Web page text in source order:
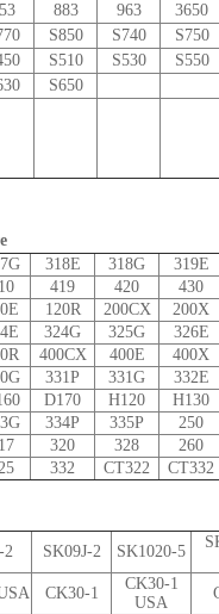
883 963
3650
S850 S740
S750
S510 S530
S550
S650
318E 318G
319E
419 420
430
120R 200CX
200X
324G 325G
326E
400CX 400E
400X
331P 331G
332E
D170 H120
H130
334P 335P
250
320 328
260
332 CT322 CT332
2 SK09J-2 SK1020-5
CK30-1
CK30-1
USA